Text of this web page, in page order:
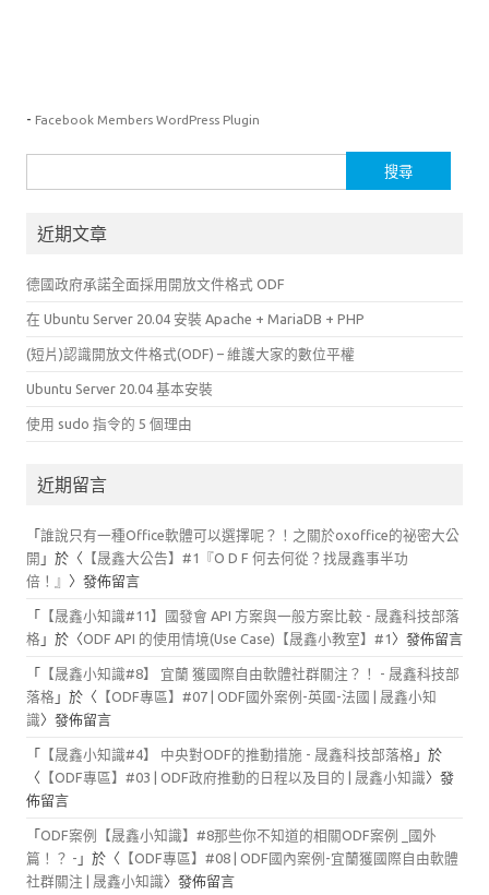
- Facebook Members WordPress Plugin
尋
鍵近期文章
德國政府承諾全面採用開放文件格式 ODF
在 Ubuntu Server 20.04 安裝 Apache + MariaDB + PHP
(短片)認識開放文件格式(ODF) – 維護大家的數位平權
Ubuntu Server 20.04 基本安裝
使用 sudo 指令的 5 個理由
近期留言
「 誰說只有一種Office軟體可以選擇呢？！之關於oxoffice的祕密大公
開 」於〈 【晟鑫大公告】#1『O D F 何去何從？找晟鑫事半功
倍！』 〉發佈留言
「
【晟鑫小知識#11】國發會 API 方案與一般方案比較 - 晟鑫科技部落
格 」於〈ODF API 的使用情境(Use Case)【晟鑫小教室】#1 〉發佈留言
「
【晟鑫小知識#8】 宜蘭 獲國際自由軟體社群關注？！ - 晟鑫科技部
落格 」於〈 【ODF專區】#07 | ODF國外案例-英國-法國 | 晟鑫小知
識〉發佈留言
「 【晟鑫小知識#4】 中央對ODF的推動措施 - 晟鑫科技部落格 」於
〈 【ODF專區】#03 | ODF政府推動的日程以及目的 | 晟鑫小知識〉發
佈留言
「 ODF案例【晟鑫小知識】#8那些你不知道的相關ODF案例 _國外
篇！？ - 」於〈 【ODF專區】#08 | ODF國內案例-宜蘭獲國際自由軟體
社群關注 | 晟鑫小知識〉發佈留言